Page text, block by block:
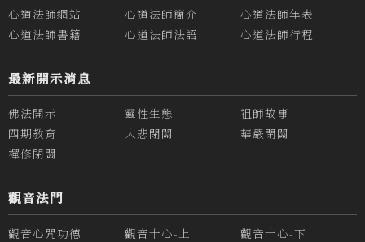
心道法師網站 心道法師簡介
心道法師年表
心道法師書籍
心道法師法語 心道法師行程
最新開示消息
佛法開示 靈性生態
祖師故事
四期教育
大悲閉關
華嚴閉關
禪修閉關
觀音法門
觀音心咒功德 觀音十心-上
觀音十心-下